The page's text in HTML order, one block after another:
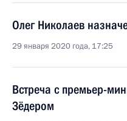
Олег Николаев
29 января 2020 года, 17:25
Встреча с премьер-
Зёдером